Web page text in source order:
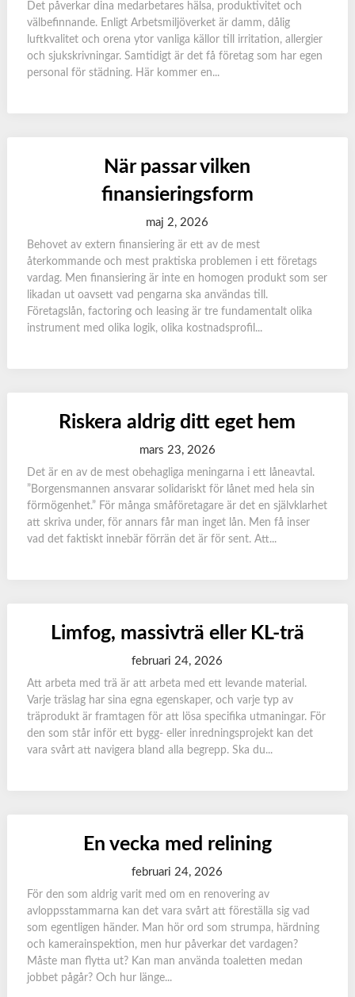
Det påverkar dina medarbetares hälsa, produktivitet och
välbefinnande. Enligt Arbetsmiljöverket är damm, dålig
luftkvalitet och orena ytor vanliga källor till irritation, allergier
och sjukskrivningar. Samtidigt är det få företag som har egen
personal för städning. Här kommer en...
När passar vilken
finansieringsform
maj 2, 2026
Behovet av extern finansiering är ett av de mest
återkommande och mest praktiska problemen i ett företags
vardag. Men finansiering är inte en homogen produkt som ser
likadan ut oavsett vad pengarna ska användas till.
Företagslån, factoring och leasing är tre fundamentalt olika
instrument med olika logik, olika kostnadsprofil...
Riskera aldrig ditt eget hem
mars 23, 2026
Det är en av de mest obehagliga meningarna i ett låneavtal.
”Borgensmannen ansvarar solidariskt för lånet med hela sin
förmögenhet.” För många småföretagare är det en självklarhet
att skriva under, för annars får man inget lån. Men få inser
vad det faktiskt innebär förrän det är för sent. Att...
Limfog, massivträ eller KL-trä
februari 24, 2026
Att arbeta med trä är att arbeta med ett levande material.
Varje träslag har sina egna egenskaper, och varje typ av
träprodukt är framtagen för att lösa specifika utmaningar. För
den som står inför ett bygg- eller inredningsprojekt kan det
vara svårt att navigera bland alla begrepp. Ska du...
En vecka med relining
februari 24, 2026
För den som aldrig varit med om en renovering av
avloppsstammarna kan det vara svårt att föreställa sig vad
som egentligen händer. Man hör ord som strumpa, härdning
och kamerainspektion, men hur påverkar det vardagen?
Måste man flytta ut? Kan man använda toaletten medan
jobbet pågår? Och hur länge...